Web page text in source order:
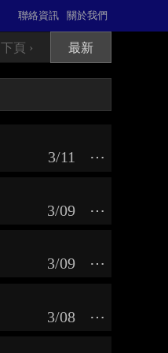
關於我們
聯絡資訊
下頁 › 最新
⋯
3/11
⋯
3/09
⋯
3/09
⋯
3/08